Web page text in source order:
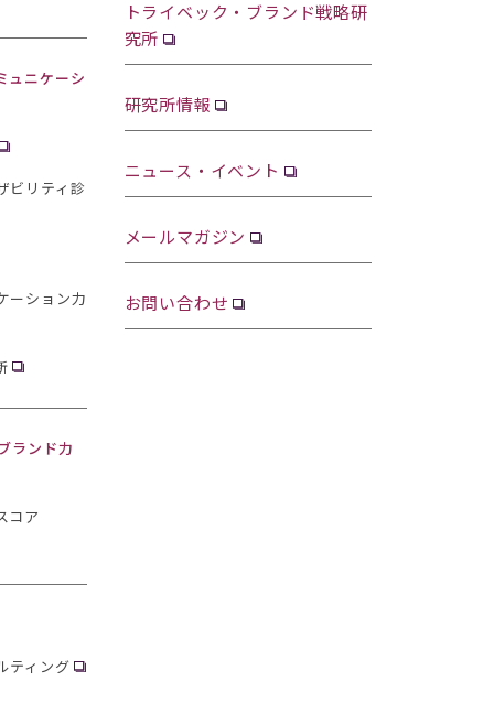
ュニケーシ
ビリティ診
ーション力
ランド力
コア
ティング
トライベック・ブランド戦略研
究所
研究所情報
ニュース・イベント
メールマガジン
お問い合わせ